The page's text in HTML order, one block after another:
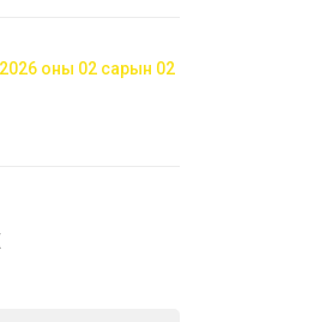
2026 оны 02 сарын 02